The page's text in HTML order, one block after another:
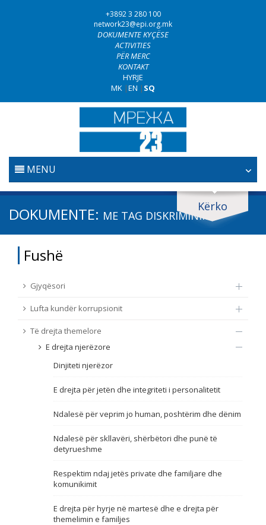
+3892 3 280 100
network23@epi.org.mk
DOKUMENTE KYÇËSE
ACTIVITIES
PËR MERC
KONTAKT
HYRJE
MK |EN | SQ
MENU
FILLESTARE
LUFTA KUNDËR KORRUPSIONIT
TË DREJTA THEMELORE
E DREJTA E QYTETARËVE TË BE-SË
Kërko
Kërko dokumente
Fushë / lëmi
Nën burim
Nga rrjeti 23
Data e shpalljes
DOKUMENTE: ME TAG DISKRIMINIM
Fushë
Gjyqësori
Lufta kundër korrupsionit
Të drejta themelore
E drejta njerëzore
Dinjiteti njerëzor
E drejta për jetën dhe integriteti i personalitetit
Ndalesë për veprim jo human, poshtërim dhe dënim
Ndalesë për skllavëri, shërbëtori dhe punë të
detyrueshme
Respektim ndaj jetës private dhe familjare dhe
komunikimit
E drejta për hyrje në martesë dhe e drejta për
themelimin e familjes